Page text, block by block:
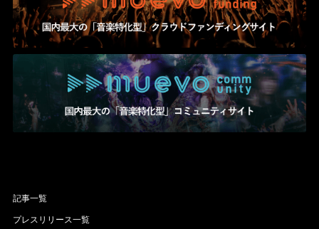
記事一覧
プレスリリース一覧